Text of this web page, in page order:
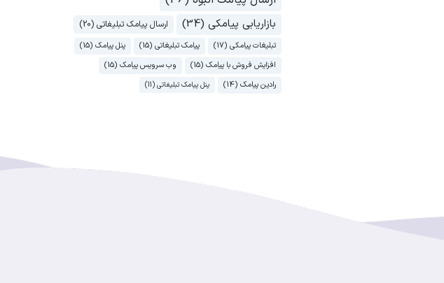
بازاریابی پیامکی (34) ارسال پیامک تبلیغاتی (20)
تبلیغات پیامکی (17) پیامک تبلیغاتی (15)
پنل پیامک (15)
افزایش فروش با پیامک (15)
وب سرویس پیامک (15)
رادین پیامک (14)
پنل پیامک تبلیغاتی (11)